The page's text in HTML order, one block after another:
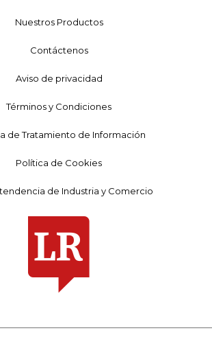
Nuestros Productos
Contáctenos
Aviso de privacidad
Términos y Condiciones
de Tratamiento de Información
Política de Cookies
de Industria y Comercio